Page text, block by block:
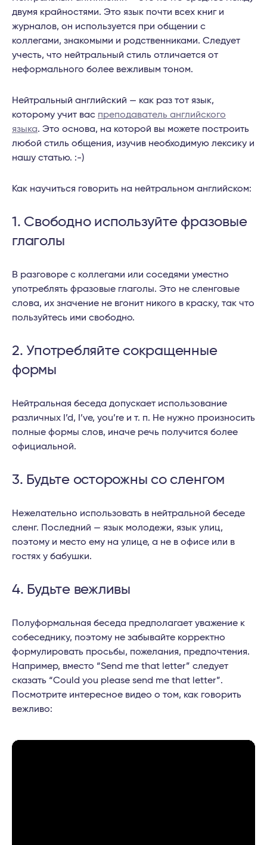
двумя крайностями. Это язык почти всех книг и
журналов, он используется при общении с
коллегами, знакомыми и родственниками. Следует
учесть, что нейтральный стиль отличается от
неформального более вежливым тоном.
Нейтральный английский — как раз тот язык,
которому учит вас преподаватель английского
языка. Это основа, на которой вы можете построить
любой стиль общения, изучив необходимую лексику и
нашу статью. :-)
Как научиться говорить на нейтральном английском:
1. Свободно используйте фразовые
глаголы
В разговоре с коллегами или соседями уместно
употреблять фразовые глаголы. Это не сленговые
слова, их значение не вгонит никого в краску, так что
пользуйтесь ими свободно.
2. Употребляйте сокращенные
формы
Нейтральная беседа допускает использование
различных I’d, I’ve, you’re и т. п. Не нужно произносить
полные формы слов, иначе речь получится более
официальной.
3. Будьте осторожны со сленгом
Нежелательно использовать в нейтральной беседе
сленг. Последний — язык молодежи, язык улиц,
поэтому и место ему на улице, а не в офисе или в
гостях у бабушки.
4. Будьте вежливы
Полуформальная беседа предполагает уважение к
собеседнику, поэтому не забывайте корректно
формулировать просьбы, пожелания, предпочтения.
Например, вместо “Send me that letter” следует
сказать “Could you please send me that letter”.
Посмотрите интересное видео о том, как говорить
вежливо: